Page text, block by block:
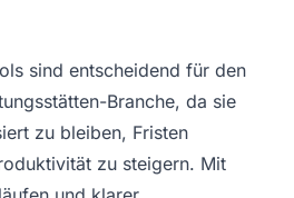
sind entscheidend für den
Branche, da sie
zu bleiben, Fristen
zu steigern. Mit